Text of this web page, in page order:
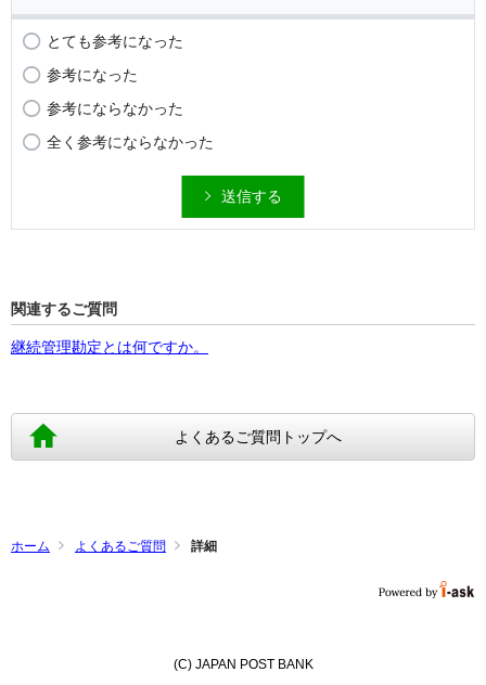
とても参考になった
参考になった
参考にならなかった
全く参考にならなかった
送信する
関連するご質問
継続管理勘定とは何ですか。
よくあるご質問トップへ
ホーム よくあるご質問 詳細
(C) JAPAN POST BANK